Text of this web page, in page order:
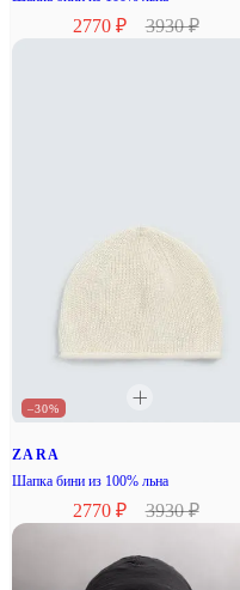
2770 ₽ 3930 ₽
–30%
ZARA
Шапка бини из 100% льна
2770 ₽ 3930 ₽